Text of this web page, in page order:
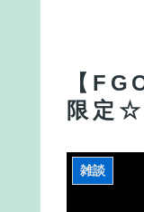
【FGO】
パさん「
【雑談】
【
限定
雑談